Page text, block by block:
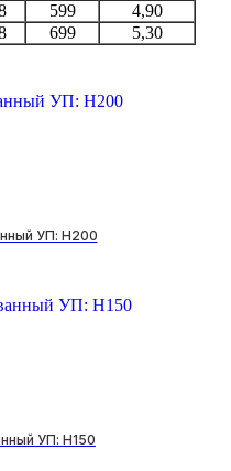
599
4,90
699 5,30
УП: H200
УП: H150